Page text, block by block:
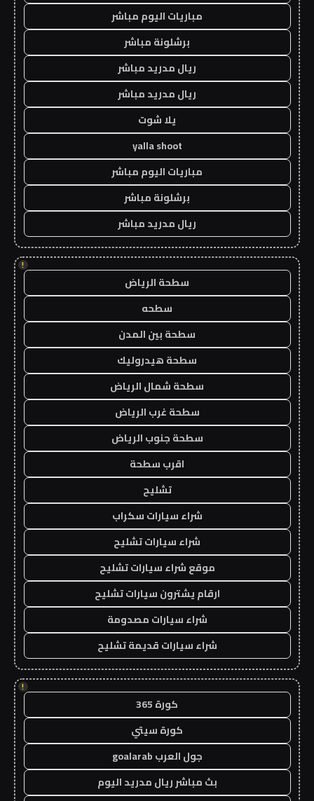
مباريات اليوم مباشر
برشلونة مباشر
ريال مدريد مباشر
ريال مدريد مباشر
يلا شوت
yalla shoot
مباريات اليوم مباشر
برشلونة مباشر
ريال مدريد مباشر
!
سطحة الرياض
سطحه
سطحة بين المدن
سطحة هيدروليك
سطحة شمال الرياض
سطحة غرب الرياض
سطحة جنوب الرياض
اقرب سطحة
تشليح
شراء سيارات سكراب
شراء سيارات تشليح
موقع شراء سيارات تشليح
ارقام يشترون سيارات تشليح
شراء سيارات مصدومة
شراء سيارات قديمة تشليح
!
كورة 365
كورة سيتي
جول العرب goalarab
بث مباشر ريال مدريد اليوم